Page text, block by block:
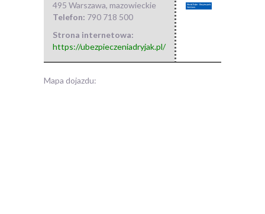
495 Warszawa, mazowieckie
Telefon: 790 718 500
Strona internetowa:
https://ubezpieczeniadryjak.pl/
Mapa dojazdu: